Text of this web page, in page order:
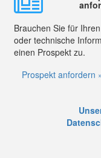
Brauchen Sie für
oder technische
einen Prospekt zu.
Prospekt anfordern